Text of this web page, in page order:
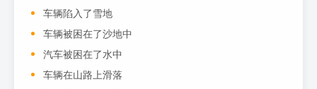
车辆陷入了雪地
车辆被困在了沙地中
汽车被困在了水中
车辆在山路上滑落